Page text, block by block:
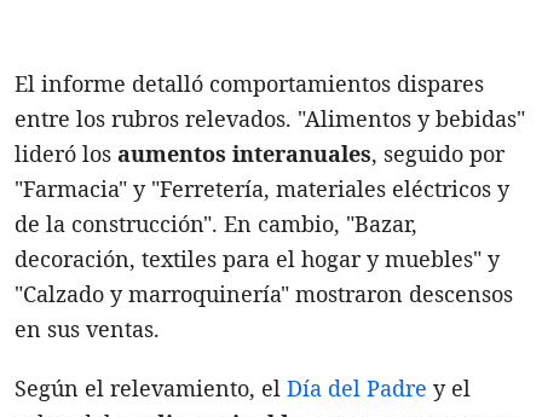
El informe detalló comportamientos dispares
entre los rubros relevados. "Alimentos y bebidas"
lideró los aumentos interanuales, seguido por
"Farmacia" y "Ferretería, materiales eléctricos y
de la construcción". En cambio, "Bazar,
decoración, textiles para el hogar y muebles" y
"Calzado y marroquinería" mostraron descensos
en sus ventas.
Según el relevamiento, el Día del Padre y el